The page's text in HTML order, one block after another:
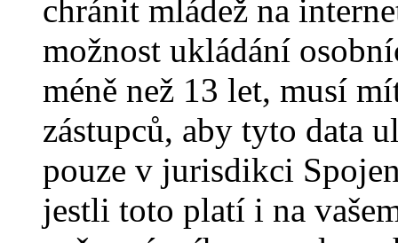
chránit mládež na
možnost ukládání
méně než 13 let, musí
zástupců, aby tyto data
pouze v jurisdikci
jestli toto platí i na